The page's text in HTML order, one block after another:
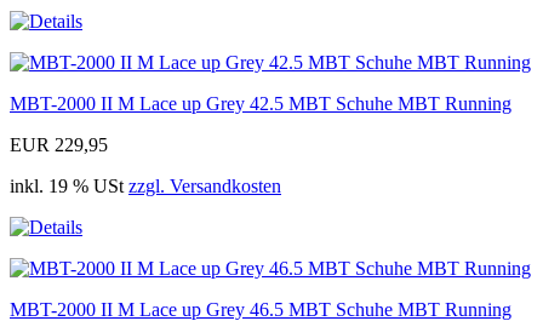
MBT-2000 II M Lace up Grey 42.5 MBT Schuhe MBT Running
EUR 229,95
inkl. 19 % USt zzgl. Versandkosten
MBT-2000 II M Lace up Grey 46.5 MBT Schuhe MBT Running